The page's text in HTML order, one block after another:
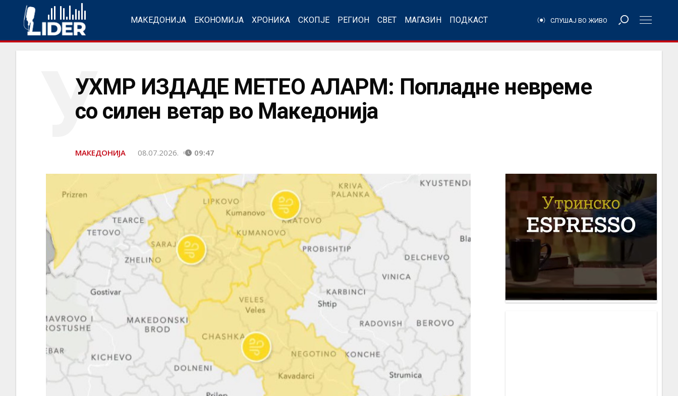
МАКЕДОНИЈА ЕКОНОМИЈА ХРОНИКА СКОПЈЕ РЕГИОН СВЕТ МАГАЗИН ПОДКАСТ СЛУШАЈ ВО ЖИВО
УХМР ИЗДАДЕ МЕТЕО АЛАРМ: Попладне невреме
со силен ветар во Македонија
У
МАКЕДОНИЈА 08.07.2026. 09:47